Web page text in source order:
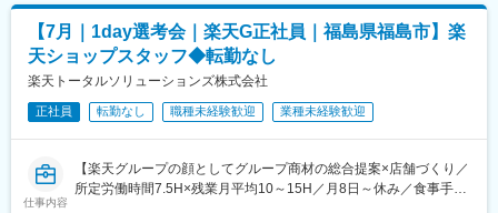
す）
・内容： 面接（25分×2回 現場面接/HR面接）
7/2（木）17:00～20:30
7/5（日）11:00～14:30
7/14（火）17:00～20:30
7/16（木）17:00～20:30
【7月｜1day選考会｜楽天G正社員｜福島県福島市】楽
天ショップスタッフ◆転勤なし
楽天トータルソリューションズ株式会社
正社員 転勤なし 職種未経験歓迎 業種未経験歓迎
仕事内容
【楽天グループの顔としてグループ商材の総合提案×店舗づくり／
所定労働時間7.5H×残業月平均10～15H／月8日～休み／食事手当